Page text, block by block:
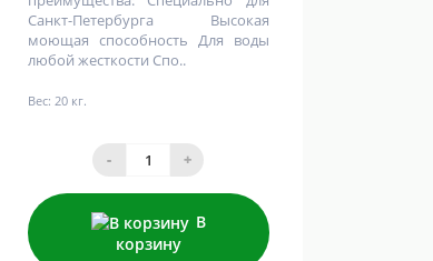
Санкт-Петербурга Высокая
моющая способность Для воды
любой жесткости Спо..
Вес: 20 кг.
- +
В
корзину